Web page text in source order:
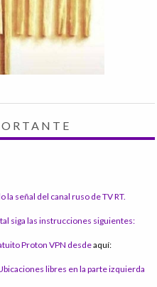
señal del canal ruso de TV RT.
siga las instrucciones siguientes:
Proton VPN desdeaquí:
libres en la parte izquierda